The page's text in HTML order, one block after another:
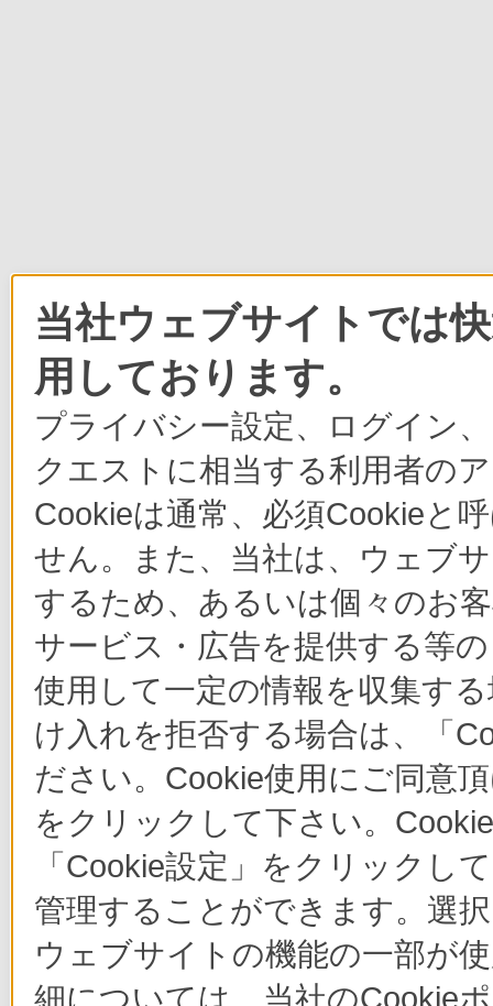
当社ウェブサイトでは
用しております。
プライバシー設定、ログイン
クエストに相当する利用者の
Cookieは通常、必須Cookieと
せん。また、当社は、ウェブ
するため、あるいは個々のお
サービス・広告を提供する等
使用して一定の情報を収集す
け入れを拒否する場合は、「
ださい。Cookie使用にご同意
をクリックして下さい。
「Cookie設定」をクリックし
管理することができます。選
ウェブサイトの機能の一部が
細については、当社のCookie